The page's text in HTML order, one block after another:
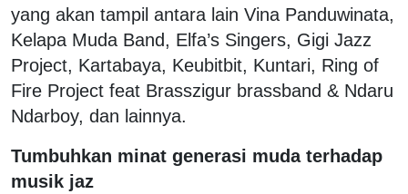
yang akan tampil antara lain Vina Panduwinata,
Kelapa Muda Band, Elfa’s Singers, Gigi Jazz
Project, Kartabaya, Keubitbit, Kuntari, Ring of
Fire Project feat Brasszigur brassband & Ndaru
Ndarboy, dan lainnya.
Tumbuhkan minat generasi muda terhadap
musik jaz